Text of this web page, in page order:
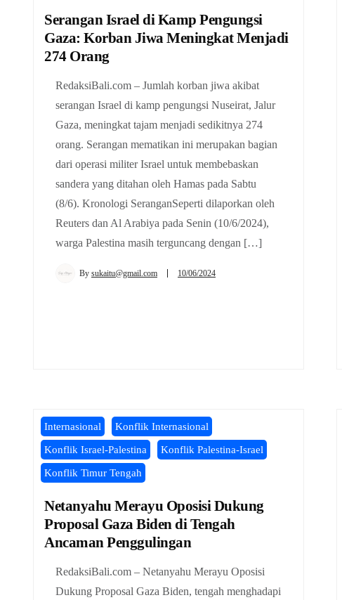
Serangan Israel di Kamp Pengungsi
Gaza: Korban Jiwa Meningkat Menjadi
274 Orang
RedaksiBali.com – Jumlah korban jiwa akibat
serangan Israel di kamp pengungsi Nuseirat, Jalur
Gaza, meningkat tajam menjadi sedikitnya 274
orang. Serangan mematikan ini merupakan bagian
dari operasi militer Israel untuk membebaskan
sandera yang ditahan oleh Hamas pada Sabtu
(8/6). Kronologi SeranganSeperti dilaporkan oleh
Reuters dan Al Arabiya pada Senin (10/6/2024),
warga Palestina masih terguncang dengan […]
By sukaitu@gmail.com 10/06/2024
Internasional Konflik Internasional
Konflik Israel-Palestina Konflik Palestina-Israel
Konflik Timur Tengah
Netanyahu Merayu Oposisi Dukung
Proposal Gaza Biden di Tengah
Ancaman Penggulingan
RedaksiBali.com – Netanyahu Merayu Oposisi
Dukung Proposal Gaza Biden, tengah menghadapi